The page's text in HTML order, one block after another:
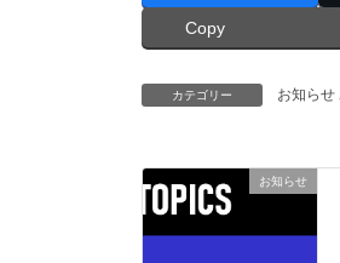
Copy
カテゴリー お知らせ
お知らせ